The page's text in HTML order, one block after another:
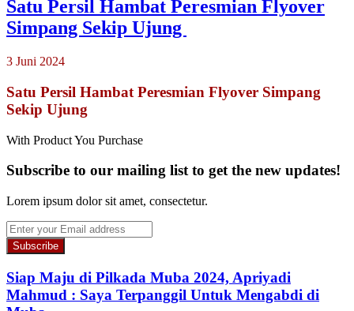
Satu Persil Hambat Peresmian Flyover
Simpang Sekip Ujung
3 Juni 2024
Satu Persil Hambat Peresmian Flyover Simpang
Sekip Ujung
With Product You Purchase
Subscribe to our mailing list to get the new updates!
Lorem ipsum dolor sit amet, consectetur.
Enter
your
Email
address
Siap Maju di Pilkada Muba 2024, Apriyadi
Mahmud : Saya Terpanggil Untuk Mengabdi di